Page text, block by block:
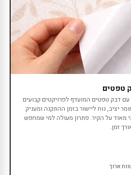
טפטים
דבק טפטים המועדף לפרויקטים קבועים
יציב, נוח ליישור בזמן ההתקנה ומעניק
מאוד על הקיר. פתרון מעולה למי שמחפש
זמן.
ארוך